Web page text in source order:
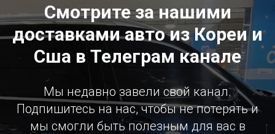
Смотрите за нашими
доставками авто из Кореи и
Сша в Телеграм канале
Мы недавно завели свой канал.
Подпишитесь на нас, чтобы не потерять и
мы смогли быть полезным для вас в